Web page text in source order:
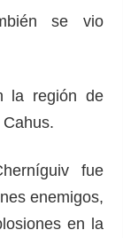
se vio
la región de
fue
enemigos,
en la